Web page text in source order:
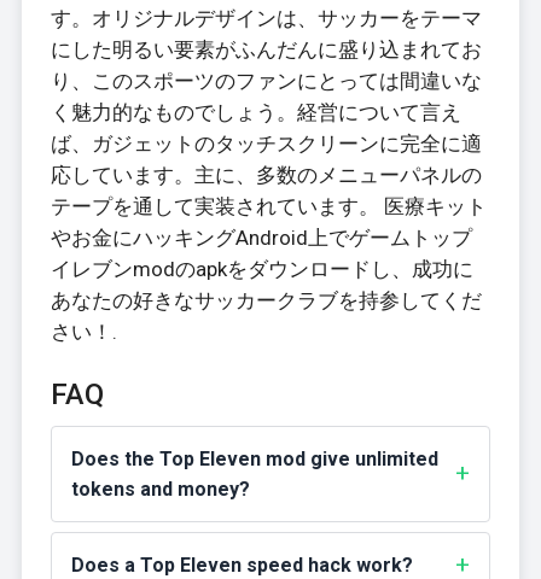
す。オリジナルデザインは、サッカーをテーマ
にした明るい要素がふんだんに盛り込まれてお
り、このスポーツのファンにとっては間違いな
く魅力的なものでしょう。経営について言え
ば、ガジェットのタッチスクリーンに完全に適
応しています。主に、多数のメニューパネルの
テープを通して実装されています。 医療キット
やお金にハッキングAndroid上でゲームトップ
イレブンmodのapkをダウンロードし、成功に
あなたの好きなサッカークラブを持参してくだ
さい！.
FAQ
Does the Top Eleven mod give unlimited
tokens and money?
Does a Top Eleven speed hack work?